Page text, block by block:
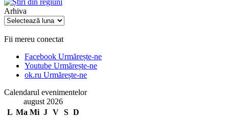
Arhiva
Arhiva
Fii mereu conectat
Facebook Urmărește-ne
Youtube Urmărește-ne
ok.ru Urmărește-ne
Calendarul evenimentelor
august 2026
L Ma Mi J V S D